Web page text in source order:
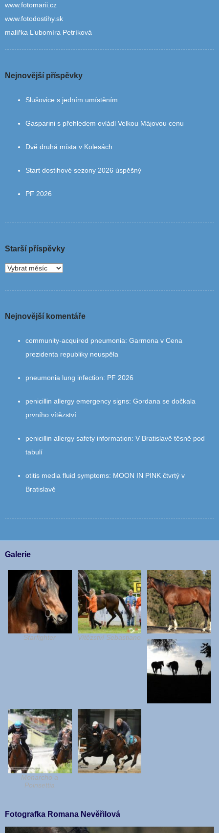
www.fotomarii.cz
www.fotodostihy.sk
malířka L’ubomíra Petríková
Nejnovější příspěvky
Slušovice s jedním umístěním
Gasparini s přehledem ovládl Velkou Májovou cenu
Dvě druhá místa v Kolesách
Start dostihové sezony 2026 úspěšný
PF 2026
Starší příspěvky
Nejnovější komentáře
community‑acquired pneumonia: Garmona v Cena
prezidenta republiky neuspěla
pneumonia lung infection: PF 2026
penicillin allergy emergency signs: Gordana se dočkala
prvního vítězství
penicillin allergy safety information: V Bratislavě těsně pod
tabulí
otitis media fluid symptoms: MOON IN PINK čtvrtý v
Bratislavě
Galerie
Starfighter Vítězství Sebastiano
Monarcho a
Poinsettia
Fotografka Romana Nevěřilová